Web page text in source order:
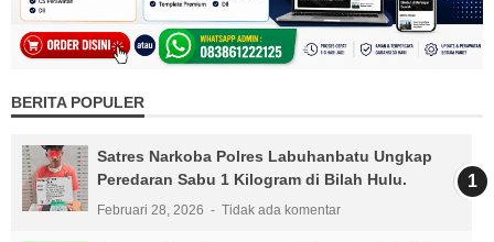
BERITA POPULER
Satres Narkoba Polres Labuhanbatu Ungkap
Peredaran Sabu 1 Kilogram di Bilah Hulu.
Februari 28, 2026 Tidak ada komentar